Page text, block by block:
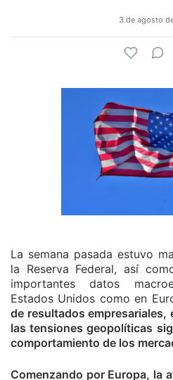
3 de agosto
La semana pasada estuvo
la Reserva Federal, así
importantes datos
Estados Unidos como en
de resultados empresariales,
las tensiones geopolíticas
comportamiento de los
Comenzando por Europa, la